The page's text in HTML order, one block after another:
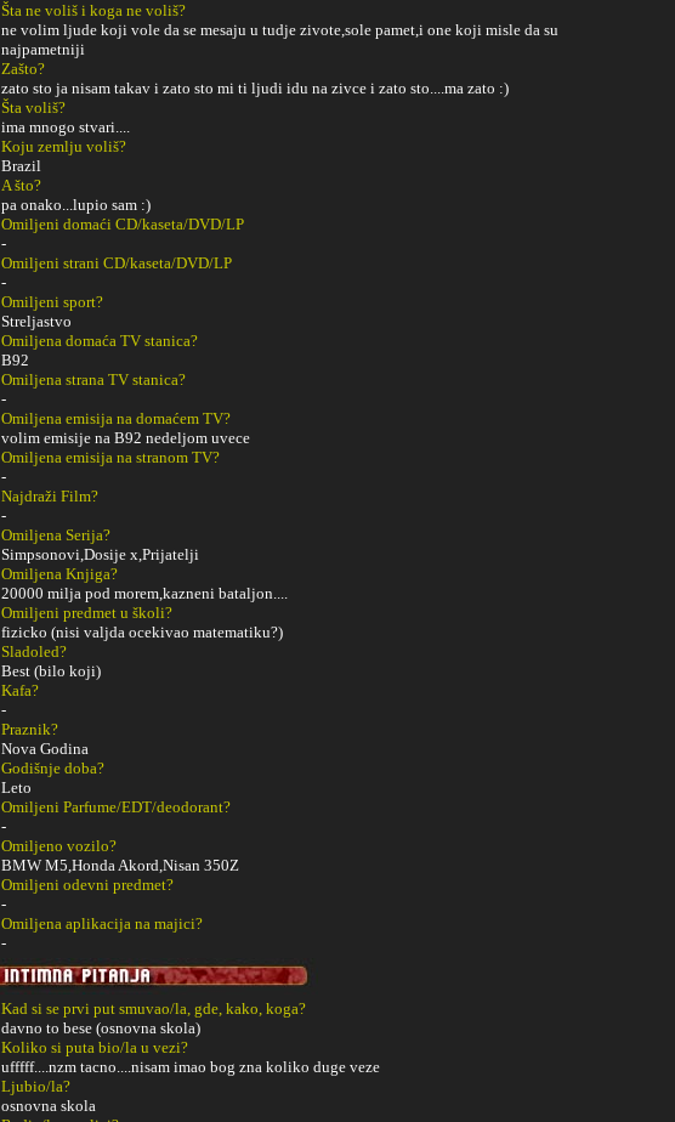
Šta ne voliš i koga ne voliš?
ne volim ljude koji vole da se mesaju u tudje zivote,sole pamet,i one koji misle da su
najpametniji
Zašto?
zato sto ja nisam takav i zato sto mi ti ljudi idu na zivce i zato sto....ma zato :)
Šta voliš?
ima mnogo stvari....
Koju zemlju voliš?
Brazil
A što?
pa onako...lupio sam :)
Omiljeni domaći CD/kaseta/DVD/LP
-
Omiljeni strani CD/kaseta/DVD/LP
-
Omiljeni sport?
Streljastvo
Omiljena domaća TV stanica?
B92
Omiljena strana TV stanica?
-
Omiljena emisija na domaćem TV?
volim emisije na B92 nedeljom uvece
Omiljena emisija na stranom TV?
-
Najdraži Film?
-
Omiljena Serija?
Simpsonovi,Dosije x,Prijatelji
Omiljena Knjiga?
20000 milja pod morem,kazneni bataljon....
Omiljeni predmet u školi?
fizicko (nisi valjda ocekivao matematiku?)
Sladoled?
Best (bilo koji)
Kafa?
-
Praznik?
Nova Godina
Godišnje doba?
Leto
Omiljeni Parfume/EDT/deodorant?
-
Omiljeno vozilo?
BMW M5,Honda Akord,Nisan 350Z
Omiljeni odevni predmet?
-
Omiljena aplikacija na majici?
-
Kad si se prvi put smuvao/la, gde, kako, koga?
davno to bese (osnovna skola)
Koliko si puta bio/la u vezi?
ufffff....nzm tacno....nisam imao bog zna koliko duge veze
Ljubio/la?
osnovna skola